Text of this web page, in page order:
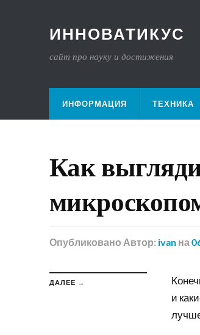
ИННОВАТИКУС
сайт про науку и достижения
ИНФОРМАЦИЯ ТЕХНИКА
Как
Опубликовано Автор: ivan на
ДАЛЕЕ →
и